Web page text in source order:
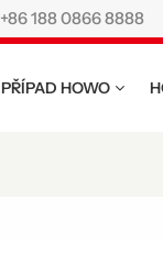
+86 188 0866 8888
PŘÍPAD HOWO